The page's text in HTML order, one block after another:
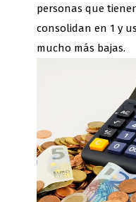
personas que
consolidan en 1 y
mucho más bajas.